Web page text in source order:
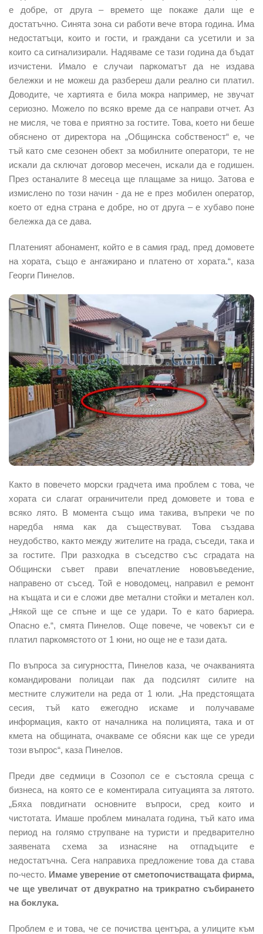
е добре, от друга – времето ще покаже дали ще е
достатъчно. Синята зона си работи вече втора година. Има
недостатъци, които и гости, и граждани са усетили и за
които са сигнализирали. Надяваме се тази година да бъдат
изчистени. Имало е случаи паркоматът да не издава
бележки и не можеш да разбереш дали реално си платил.
Доводите, че хартията е била мокра например, не звучат
сериозно. Можело по всяко време да се направи отчет. Аз
не мисля, че това е приятно за гостите. Това, което ни беше
обяснено от директора на „Общинска собственост“ е, че
тъй като сме сезонен обект за мобилните оператори, те не
искали да сключат договор месечен, искали да е годишен.
През останалите 8 месеца ще плащаме за нищо. Затова е
измислено по този начин - да не е през мобилен оператор,
което от една страна е добре, но от друга – е хубаво поне
бележка да се дава.
Платеният абонамент, който е в самия град, пред домовете
на хората, също е ангажирано и платено от хората.“, каза
Георги Пинелов.
Както в повечето морски градчета има проблем с това, че
хората си слагат ограничители пред домовете и това е
всяко лято. В момента също има такива, въпреки че по
наредба няма как да съществуват. Това създава
неудобство, както между жителите на града, съседи, така и
за гостите. При разходка в съседство със сградата на
Общински съвет прави впечатление нововъведение,
направено от съсед. Той е новодомец, направил е ремонт
на къщата и си е сложи две метални стойки и метален кол.
„Някой ще се спъне и ще се удари. То е като бариера.
Опасно е.“, смята Пинелов. Още повече, че човекът си е
платил паркомястото от 1 юни, но още не е тази дата.
По въпроса за сигурността, Пинелов каза, че очакванията
командировани полицаи пак да подсилят силите на
местните служители на реда от 1 юли. „На предстоящата
сесия, тъй като ежегодно искаме и получаваме
информация, както от началника на полицията, така и от
кмета на общината, очакваме се обясни как ще се уреди
този въпрос“, каза Пинелов.
Преди две седмици в Созопол се е състояла среща с
бизнеса, на която се е коментирала ситуацията за лятото.
„Бяха повдигнати основните въпроси, сред които и
чистотата. Имаше проблем миналата година, тъй като има
период на голямо струпване на туристи и предварително
заявената схема за изнасяне на отпадъците е
недостатъчна. Сега направиха предложение това да става
по-често. Имаме уверение от сметопочистващата фирма,
че ще увеличат от двукратно на трикратно събирането
на боклука.
Проблем е и това, че се почиства центъра, а улиците към